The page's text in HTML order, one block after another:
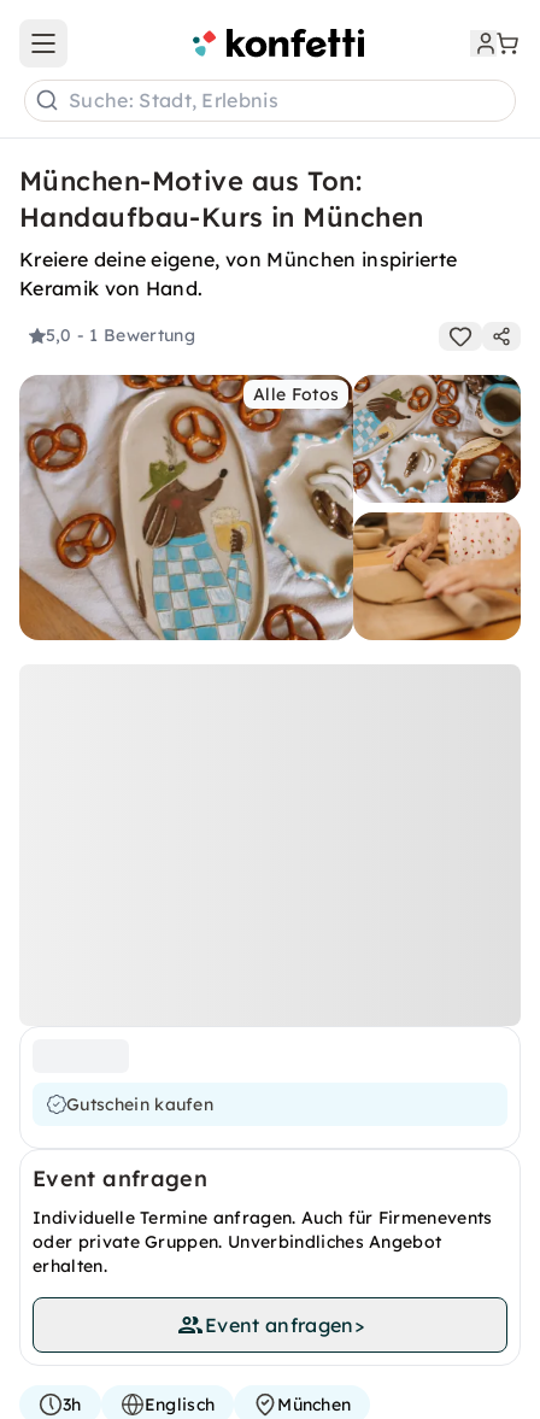
Open main menu
Suche: Stadt, Erlebnis
München-Motive aus Ton:
Handaufbau-Kurs in München
Kreiere deine eigene, von München inspirierte
Keramik von Hand.
5,0 - 1 Bewertung
Alle Fotos
Gutschein kaufen
Event anfragen
Individuelle Termine anfragen. Auch für Firmenevents
oder private Gruppen. Unverbindliches Angebot
erhalten.
Event anfragen>
3h Englisch München